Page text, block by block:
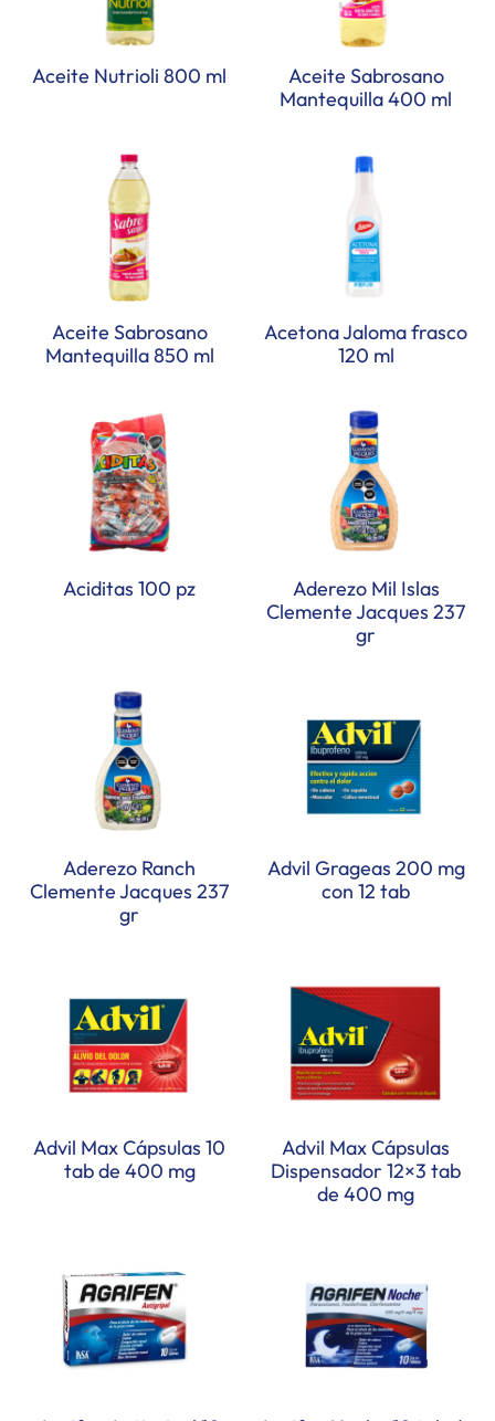
Aceite Nutrioli 800 ml
Aceite Sabrosano
Mantequilla 400 ml
Aceite Sabrosano
Mantequilla 850 ml
Acetona Jaloma frasco
120 ml
Aciditas 100 pz
Aderezo Mil Islas
Clemente Jacques 237
gr
Aderezo Ranch
Clemente Jacques 237
gr
Advil Grageas 200 mg
con 12 tab
Advil Max Cápsulas 10
tab de 400 mg
Advil Max Cápsulas
Dispensador 12×3 tab
de 400 mg